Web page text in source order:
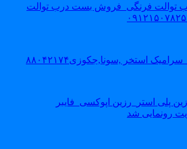
فرنگی_فروش بست درب توالت
استخر ,سونا,جکوزی۸۸۰۴۲۱۷۴
استر_رزین اپوکسی_فایبر
رونمایی شد